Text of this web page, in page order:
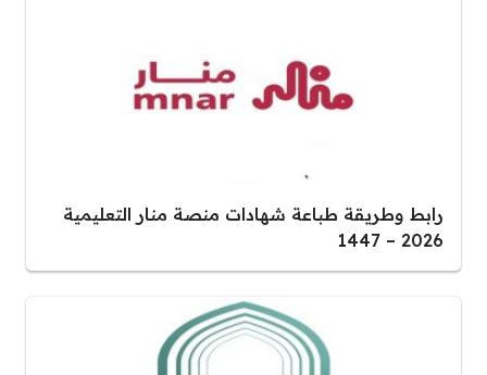
رابط وطريقة طباعة شهادات منصة منار التعليمية
2026 – 1447